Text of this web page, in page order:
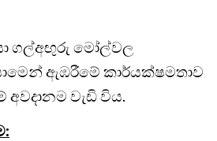
ගල්අඟුරු මෝල්වල
ඇඹරීමේ කාර්යක්ෂමතාව
වැඩි විය.